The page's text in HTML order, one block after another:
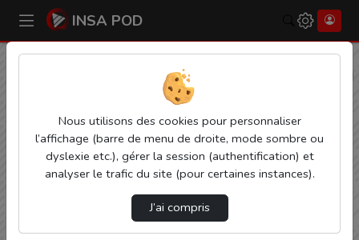
INSA POD Rechercher
Capsules Espagnol LE R ESPAGNOL 10 2023.mp4
Mot de passe requis
Cette vidéo est protégée par un mot de passe, veuillez le
fournir et cliquez sur envoyer.
Nous utilisons des cookies pour personnaliser
l’affichage (barre de menu de droite, mode sombre ou
dyslexie etc.), gérer la session (authentification) et
analyser le trafic du site (pour certaines instances).
J’ai compris